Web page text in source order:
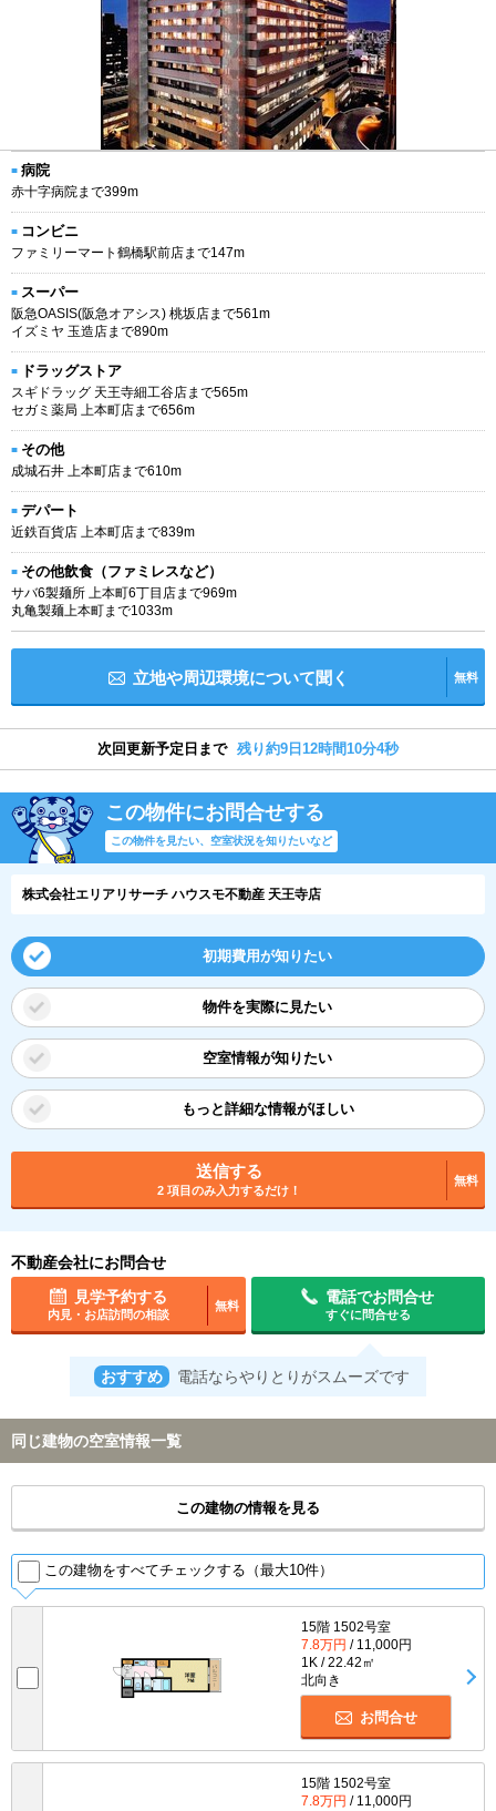
病院
赤十字病院まで399m
コンビニ
ファミリーマート鶴橋駅前店まで147m
スーパー
阪急OASIS(阪急オアシス) 桃坂店まで561m
イズミヤ 玉造店まで890m
ドラッグストア
スギドラッグ 天王寺細工谷店まで565m
セガミ薬局 上本町店まで656m
その他
成城石井 上本町店まで610m
デパート
近鉄百貨店 上本町店まで839m
その他飲食（ファミレスなど）
サバ6製麺所 上本町6丁目店まで969m
丸亀製麺上本町まで1033m
立地や周辺環境について聞く 無料
次回更新予定日まで 残り約9日12時間10分4秒
この物件にお問合せする
この物件を見たい、空室状況を知りたいなど
株式会社エリアリサーチ ハウスモ不動産 天王寺店
初期費用が知りたい
物件を実際に見たい
空室情報が知りたい
もっと詳細な情報がほしい
送信する
2 項目のみ入力するだけ！
無料
不動産会社にお問合せ
見学予約する
内見・お店訪問の相談
無料
電話でお問合せ
すぐに問合せる
おすすめ 電話ならやりとりがスムーズです
同じ建物の空室情報一覧
この建物の情報を見る
この建物をすべてチェックする（最大10件）
15階 1502号室
7.8万円 / 11,000円
1K / 22.42㎡
北向き
お問合せ
15階 1502号室
7.8万円 / 11,000円